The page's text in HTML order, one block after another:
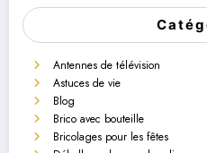
Antennes de télévision
Astuces de vie
Blog
Brico avec bouteille
Bricolages pour les fêtes